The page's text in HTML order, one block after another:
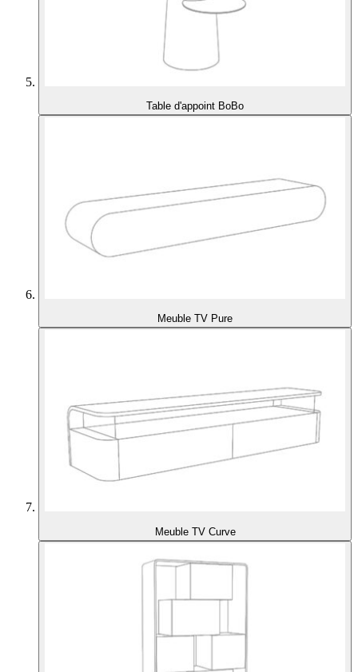
Table d'appoint BoBo
Meuble TV Pure
Meuble TV Curve